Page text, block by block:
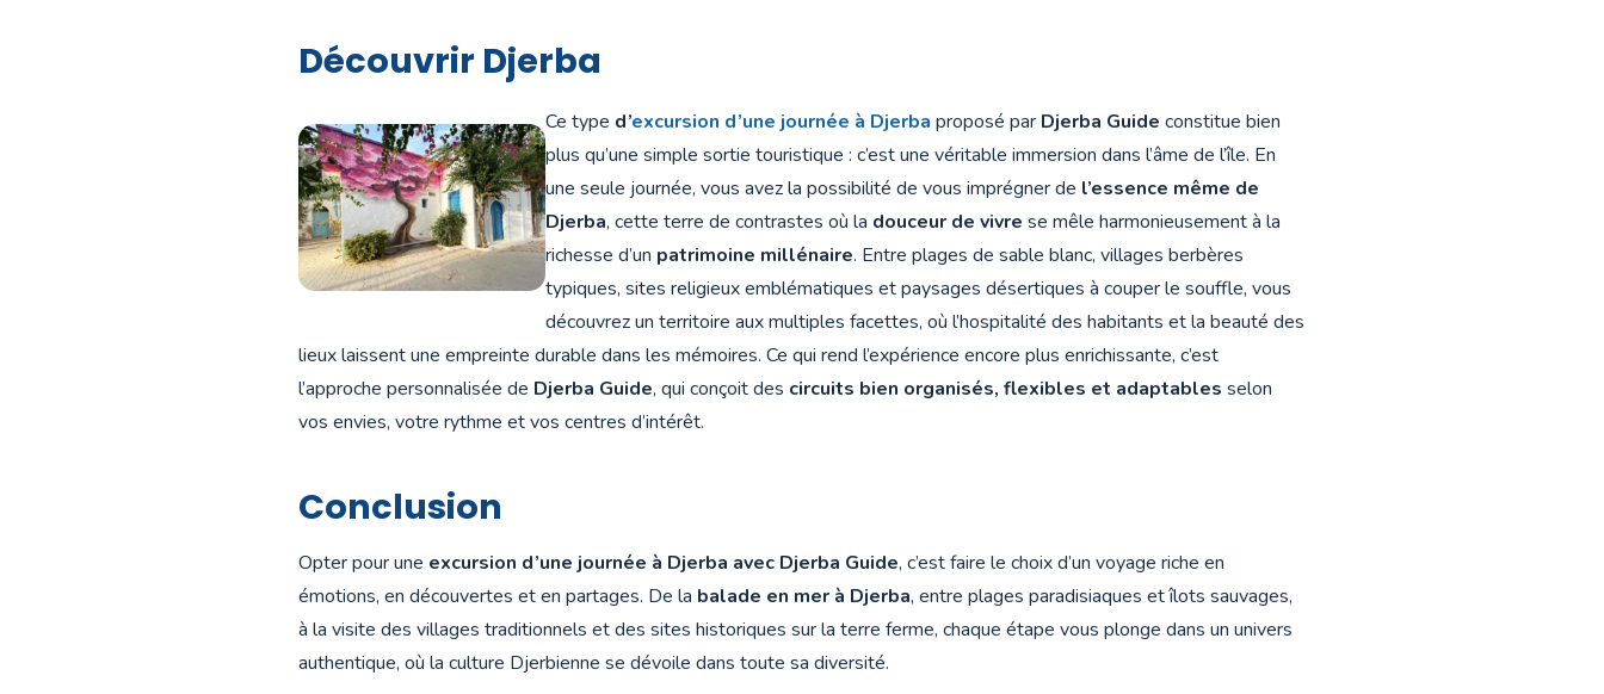
Découvrir Djerba
Ce type d’excursion d’une journée à Djerba proposé par Djerba Guide constitue bien
plus qu’une simple sortie touristique : c’est une véritable immersion dans l’âme de l’île. En
une seule journée, vous avez la possibilité de vous imprégner de l’essence même de
Djerba, cette terre de contrastes où la douceur de vivre se mêle harmonieusement à la
richesse d’un patrimoine millénaire. Entre plages de sable blanc, villages berbères
typiques, sites religieux emblématiques et paysages désertiques à couper le souffle, vous
découvrez un territoire aux multiples facettes, où l’hospitalité des habitants et la beauté des
lieux laissent une empreinte durable dans les mémoires. Ce qui rend l’expérience encore plus enrichissante, c’est
l’approche personnalisée de Djerba Guide, qui conçoit des circuits bien organisés, flexibles et adaptables selon
vos envies, votre rythme et vos centres d’intérêt.
Conclusion
Opter pour une excursion d’une journée à Djerba avec Djerba Guide, c’est faire le choix d’un voyage riche en
émotions, en découvertes et en partages. De la balade en mer à Djerba, entre plages paradisiaques et îlots sauvages,
à la visite des villages traditionnels et des sites historiques sur la terre ferme, chaque étape vous plonge dans un univers
authentique, où la culture Djerbienne se dévoile dans toute sa diversité.